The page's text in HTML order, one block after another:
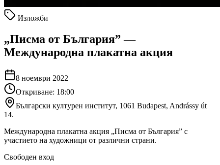
Изложби
„Писма от България” —
Международна плакатна акция
8 ноември 2022
Откриване: 18:00
Български културен институт, 1061 Budapest, Andrássy út
14.
Международна плакатна акция „Писма от България” с
участието на художници от различни страни.
Свободен вход